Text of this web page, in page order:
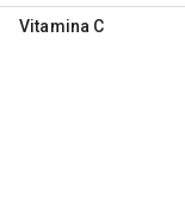
Vitamina C